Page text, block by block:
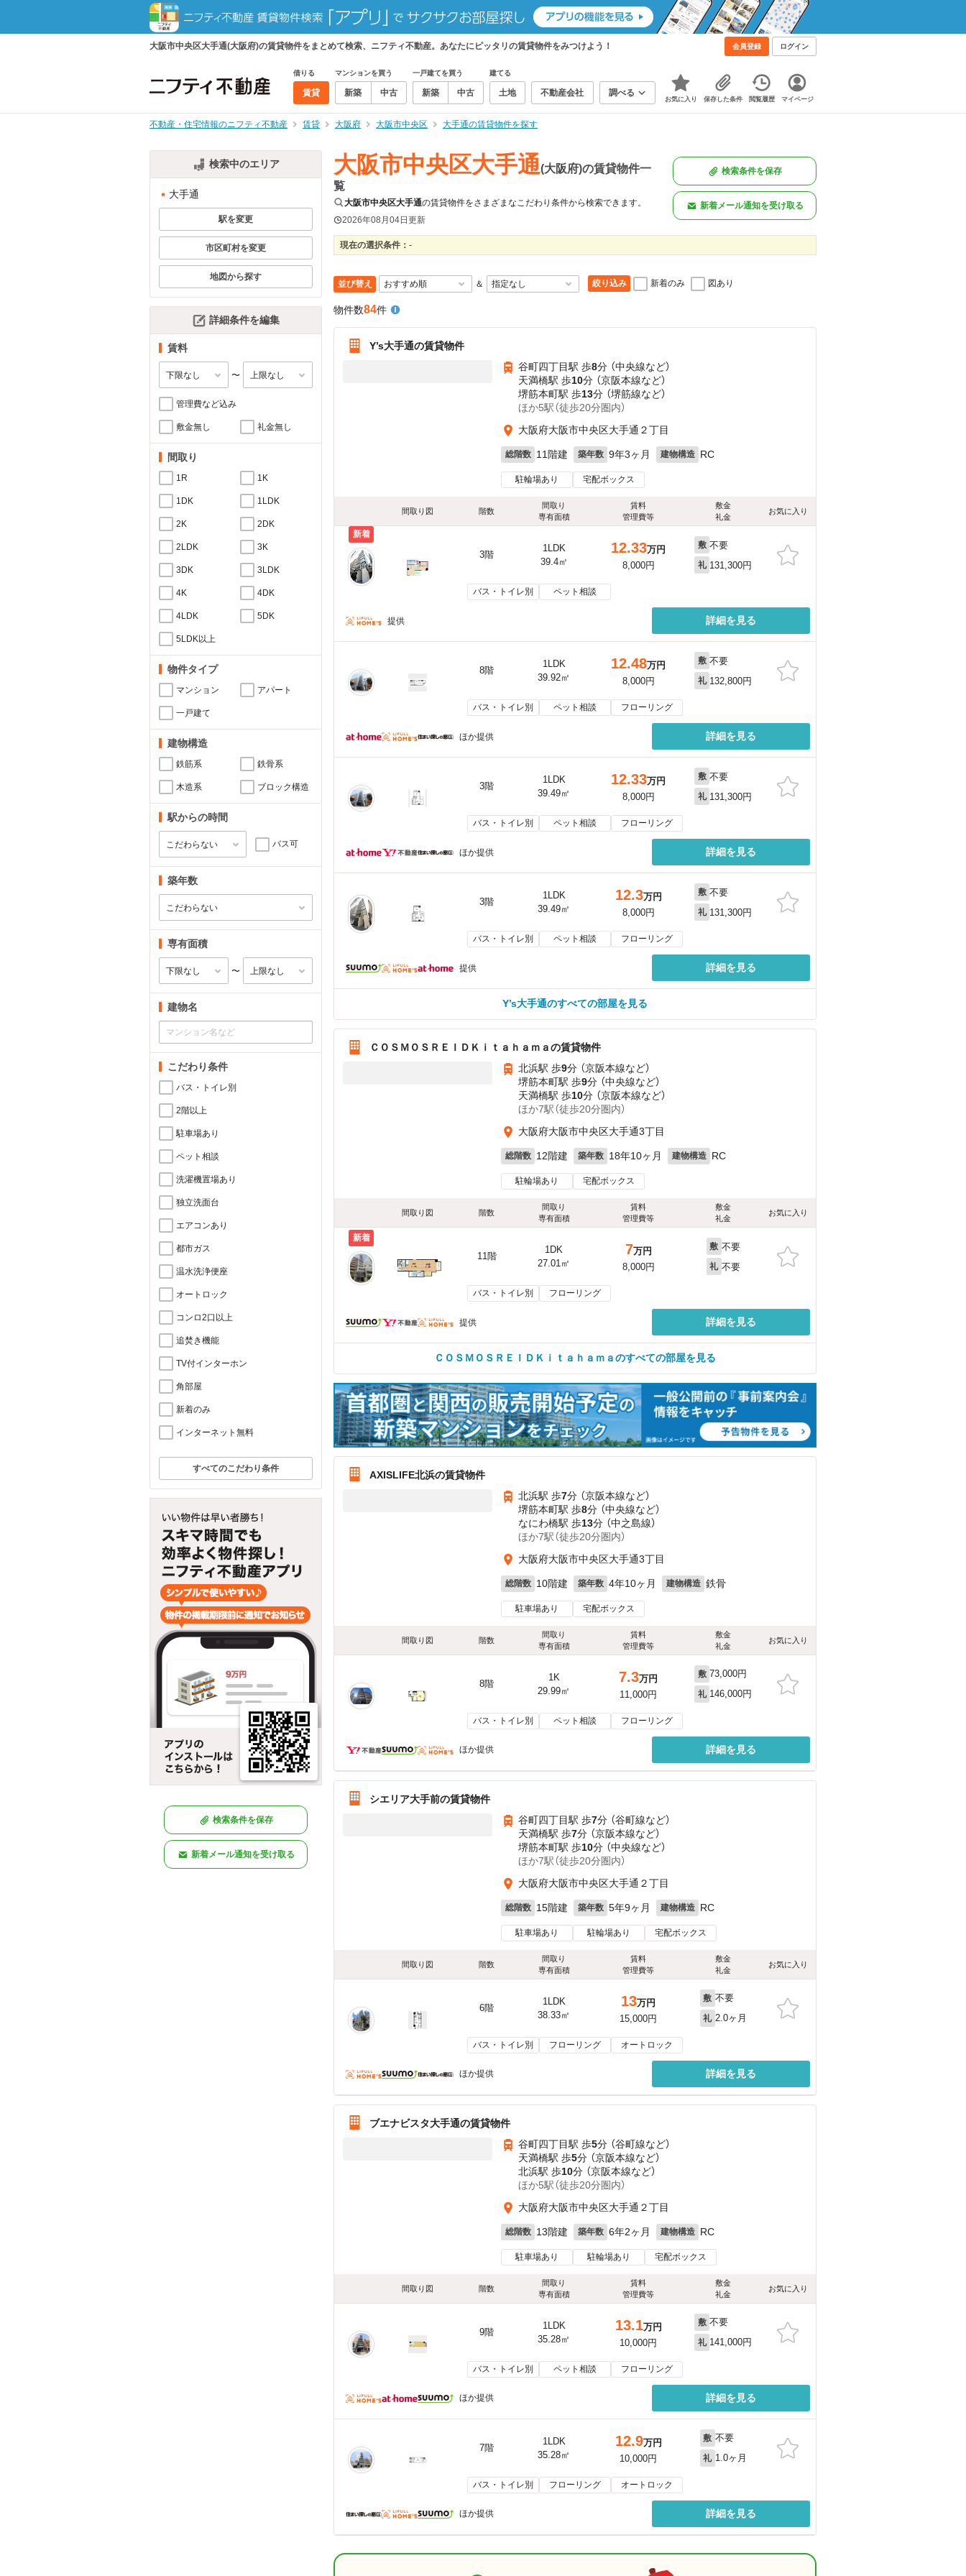
大阪市中央区大手通(大阪府)の賃貸物件をまとめて検索、ニフティ不動産。あなたにピッタリの賃貸物件をみつけよう！ 会員登録 ログイン
借りる
賃貸
マンションを買う
新築 中古
一戸建てを買う
新築 中古
建てる
土地 不動産会社 調べる
お気に入り 保存した条件 閲覧履歴 マイページ
不動産・住宅情報のニフティ不動産 賃貸 大阪府 大阪市中央区 大手通の賃貸物件を探す
検索中のエリア
大手通
駅を変更
市区町村を変更
地図から探す
詳細条件を編集
賃料
〜
管理費など込み
敷金無し 礼金無し
間取り
1R 1K
1DK 1LDK
2K 2DK
2LDK 3K
3DK 3LDK
4K 4DK
4LDK 5DK
5LDK以上
物件タイプ
マンション アパート
一戸建て
建物構造
鉄筋系 鉄骨系
木造系 ブロック構造
駅からの時間
バス可
築年数
専有面積
〜
建物名
こだわり条件
バス・トイレ別
2階以上
駐車場あり
ペット相談
洗濯機置場あり
独立洗面台
エアコンあり
都市ガス
温水洗浄便座
オートロック
コンロ2口以上
追焚き機能
TV付インターホン
角部屋
新着のみ
インターネット無料
すべてのこだわり条件
検索条件を保存
新着メール通知を受け取る
大阪市中央区大手通(大阪府)の賃貸物件一
覧
大阪市中央区大手通の賃貸物件をさまざまなこだわり条件から検索できます。
2026年08月04日更新
検索条件を保存
新着メール通知を受け取る
現在の選択条件： -
並び替え ＆ 絞り込み 新着のみ 図あり
物件数84件
Y’s大手通の賃貸物件
谷町四丁目駅 歩8分 （中央線など）
天満橋駅 歩10分 （京阪本線など）
堺筋本町駅 歩13分 （堺筋線など）
ほか5駅（徒歩20分圏内）
大阪府大阪市中央区大手通２丁目
総階数 11階建 築年数 9年3ヶ月 建物構造 RC
駐輪場あり 宅配ボックス
間取り図 階数
間取り
専有面積
賃料
管理費等
敷金
礼金
お気に入り
新着
3階
1LDK
39.4㎡
12.33万円
8,000円
敷 不要
礼 131,300円
バス・トイレ別 ペット相談
提供 詳細を見る
8階
1LDK
39.92㎡
12.48万円
8,000円
敷 不要
礼 132,800円
バス・トイレ別 ペット相談 フローリング
ほか提供 詳細を見る
3階
1LDK
39.49㎡
12.33万円
8,000円
敷 不要
礼 131,300円
バス・トイレ別 ペット相談 フローリング
ほか提供 詳細を見る
3階
1LDK
39.49㎡
12.3万円
8,000円
敷 不要
礼 131,300円
バス・トイレ別 ペット相談 フローリング
提供 詳細を見る
Y’s大手通のすべての部屋を見る
ＣＯＳＭＯＳＲＥＩＤＫｉｔａｈａｍａの賃貸物件
北浜駅 歩9分 （京阪本線など）
堺筋本町駅 歩9分 （中央線など）
天満橋駅 歩10分 （京阪本線など）
ほか7駅（徒歩20分圏内）
大阪府大阪市中央区大手通3丁目
総階数 12階建 築年数 18年10ヶ月 建物構造 RC
駐輪場あり 宅配ボックス
間取り図 階数
間取り
専有面積
賃料
管理費等
敷金
礼金
お気に入り
新着
11階
1DK
27.01㎡
7万円
8,000円
敷 不要
礼 不要
バス・トイレ別 フローリング
提供 詳細を見る
ＣＯＳＭＯＳＲＥＩＤＫｉｔａｈａｍａのすべての部屋を見る
AXISLIFE北浜の賃貸物件
北浜駅 歩7分 （京阪本線など）
堺筋本町駅 歩8分 （中央線など）
なにわ橋駅 歩13分 （中之島線）
ほか7駅（徒歩20分圏内）
大阪府大阪市中央区大手通3丁目
総階数 10階建 築年数 4年10ヶ月 建物構造 鉄骨
駐車場あり 宅配ボックス
間取り図 階数
間取り
専有面積
賃料
管理費等
敷金
礼金
お気に入り
8階
1K
29.99㎡
7.3万円
11,000円
敷 73,000円
礼 146,000円
バス・トイレ別 ペット相談 フローリング
ほか提供 詳細を見る
シエリア大手前の賃貸物件
谷町四丁目駅 歩7分 （谷町線など）
天満橋駅 歩7分 （京阪本線など）
堺筋本町駅 歩10分 （中央線など）
ほか7駅（徒歩20分圏内）
大阪府大阪市中央区大手通２丁目
総階数 15階建 築年数 5年9ヶ月 建物構造 RC
駐車場あり 駐輪場あり 宅配ボックス
間取り図 階数
間取り
専有面積
賃料
管理費等
敷金
礼金
お気に入り
6階
1LDK
38.33㎡
13万円
15,000円
敷 不要
礼 2.0ヶ月
バス・トイレ別 フローリング オートロック
ほか提供 詳細を見る
ブエナビスタ大手通の賃貸物件
谷町四丁目駅 歩5分 （谷町線など）
天満橋駅 歩5分 （京阪本線など）
北浜駅 歩10分 （京阪本線など）
ほか5駅（徒歩20分圏内）
大阪府大阪市中央区大手通２丁目
総階数 13階建 築年数 6年2ヶ月 建物構造 RC
駐車場あり 駐輪場あり 宅配ボックス
間取り図 階数
間取り
専有面積
賃料
管理費等
敷金
礼金
お気に入り
9階
1LDK
35.28㎡
13.1万円
10,000円
敷 不要
礼 141,000円
バス・トイレ別 ペット相談 フローリング
ほか提供 詳細を見る
7階
1LDK
35.28㎡
12.9万円
10,000円
敷 不要
礼 1.0ヶ月
バス・トイレ別 フローリング オートロック
ほか提供 詳細を見る